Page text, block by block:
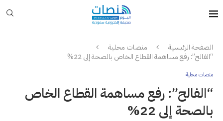
الصفحة الرئيسية
منصات محلية
“الفالح”: رفع مساهمة القطاع الخاص بالصحة إلى 22%
منصات محلية
“الفالح”: رفع مساهمة القطاع الخاص
بالصحة إلى 22%